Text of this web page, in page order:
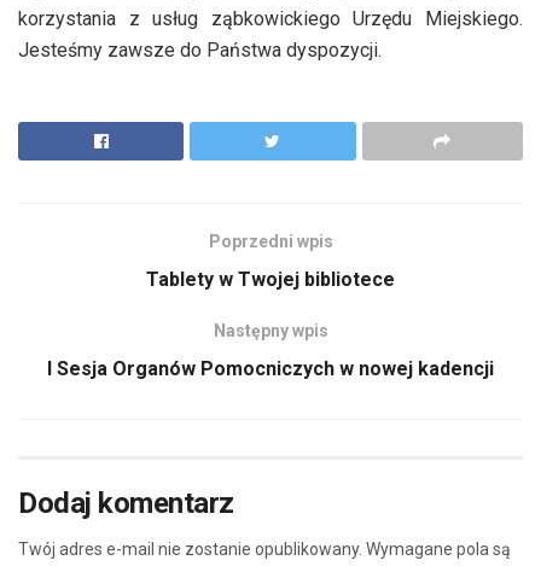
korzystania z usług ząbkowickiego Urzędu Miejskiego.
Jesteśmy zawsze do Państwa dyspozycji.
Poprzedni wpis
Tablety w Twojej bibliotece
Następny wpis
I Sesja Organów Pomocniczych w nowej kadencji
Dodaj komentarz
Twój adres e-mail nie zostanie opublikowany. Wymagane pola są